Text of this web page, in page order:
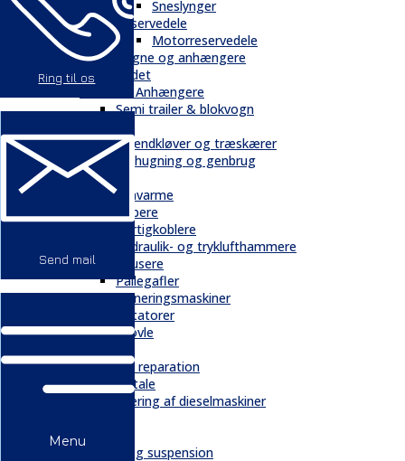
Ring til os
Send mail
Menu
Sneslynger
Reservedele
Motorreservedele
Vogne og anhængere
Andet
Trailere / Anhængere
Semi trailer & blokvogn
Brændkløver og træskærer
Flishugning og genbrug
Tilbehør
Gravarme
Gribere
Hurtigkoblere
Hydraulik- og tryklufthammere
Knusere
Pallegafler
Planeringsmaskiner
Rotatorer
Skovle
Service & reparation
Serviceaftale
Elektrificering af dieselmaskiner
Bånd
Chassis og suspension